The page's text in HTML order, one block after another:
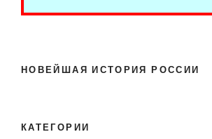
НОВЕЙШАЯ ИСТОРИЯ РОССИИ
КАТЕГОРИИ